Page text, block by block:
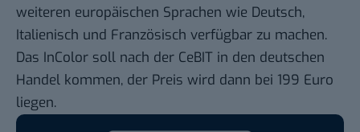
weiteren europäischen Sprachen wie Deutsch,
Italienisch und Französisch verfügbar zu machen.
Das InColor soll nach der CeBIT in den deutschen
Handel kommen, der Preis wird dann bei 199 Euro
liegen.